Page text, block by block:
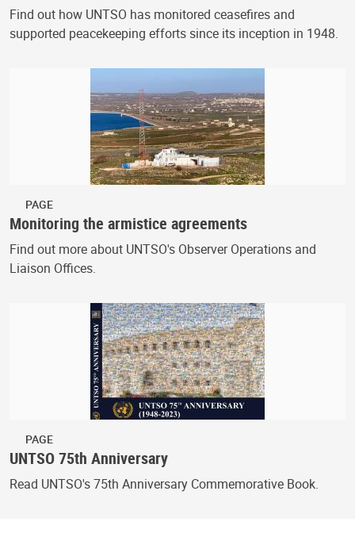
Find out how UNTSO has monitored ceasefires and
supported peacekeeping efforts since its inception in 1948.
PAGE
Monitoring the armistice agreements
Find out more about UNTSO's Observer Operations and
Liaison Offices.
PAGE
UNTSO 75th Anniversary
Read UNTSO's 75th Anniversary Commemorative Book.